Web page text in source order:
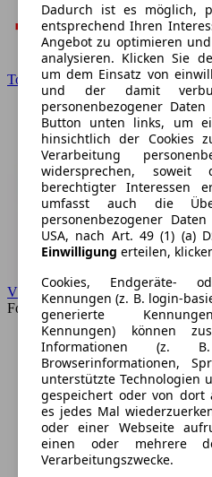
Toyota
VW
Forum
Dadurch ist es möglich,
entsprechend Ihren
Angebot zu optimieren
analysieren. Klicken Sie
um dem Einsatz von
und der damit
personenbezogener
Button unten links, um
hinsichtlich der Cookies
Verarbeitung
widersprechen, soweit
berechtigter Interessen
umfasst auch die
personenbezogener
USA, nach Art. 49 (1) (a)
Einwilligung erteilen,
Cookies, Endgeräte-
Kennungen (z. B. login-
generierte
Kennungen) können
Informationen (z.
Browserinformationen,
unterstützte Technologien
gespeichert oder von dort
es jedes Mal
oder einer Webseite
einen oder mehrere
Verarbeitungszwecke.